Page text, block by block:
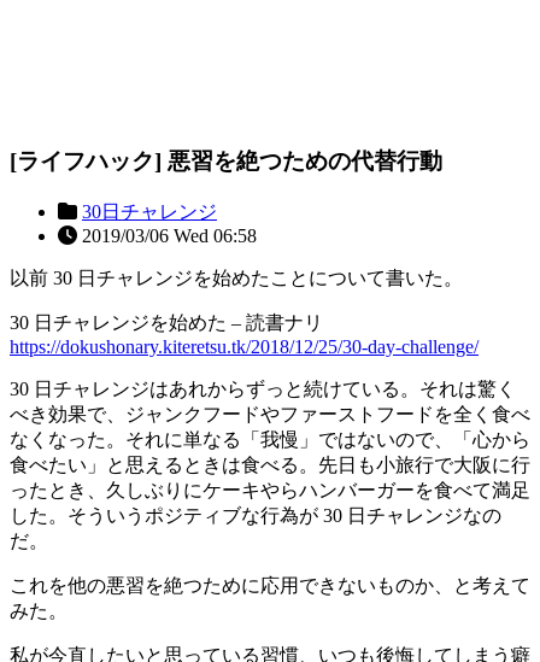
[ライフハック] 悪習を絶つための代替行動
30日チャレンジ
2019/03/06 Wed 06:58
以前 30 日チャレンジを始めたことについて書いた。
30 日チャレンジを始めた – 読書ナリ
https://dokushonary.kiteretsu.tk/2018/12/25/30-day-challenge/
30 日チャレンジはあれからずっと続けている。それは驚く
べき効果で、ジャンクフードやファーストフードを全く食べ
なくなった。それに単なる「我慢」ではないので、「心から
食べたい」と思えるときは食べる。先日も小旅行で大阪に行
ったとき、久しぶりにケーキやらハンバーガーを食べて満足
した。そういうポジティブな行為が 30 日チャレンジなの
だ。
これを他の悪習を絶つために応用できないものか、と考えて
みた。
私が今直したいと思っている習慣、いつも後悔してしまう癖